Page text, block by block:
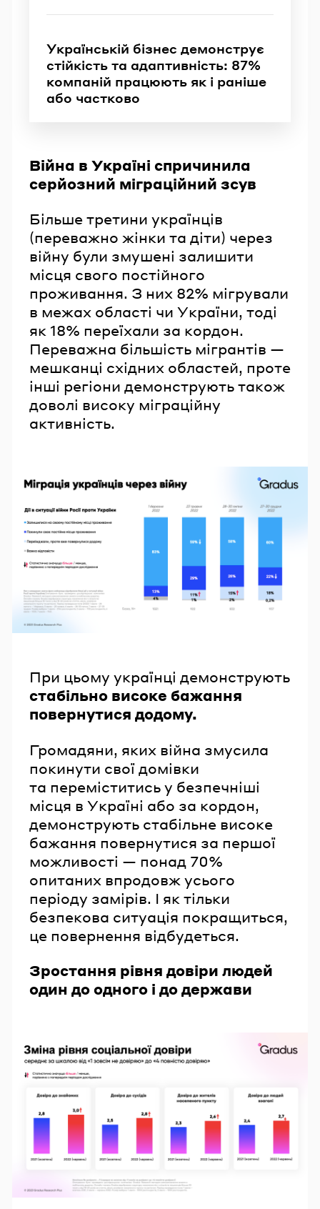
Українській бізнес демонструє
стійкість та адаптивність: 87%
компаній працюють як і раніше
або частково
Війна в Україні спричинила
серйозний міграційний зсув
Більше третини українців
(переважно жінки та діти) через
війну були змушені залишити
місця свого постійного
проживання. З них 82% мігрували
в межах області чи України, тоді
як 18% переїхали за кордон.
Переважна більшість мігрантів —
мешканці східних областей, проте
інші регіони демонструють також
доволі високу міграційну
активність.
При цьому українці демонструють
стабільно високе бажання
повернутися додому.
Громадяни, яких війна змусила
покинути свої домівки
та переміститись у безпечніші
місця в Україні або за кордон,
демонструють стабільне високе
бажання повернутися за першої
можливості — понад 70%
опитаних впродовж усього
періоду замірів. І як тільки
безпекова ситуація покращиться,
це повернення відбудеться.
Зростання рівня довіри людей
один до одного і до держави